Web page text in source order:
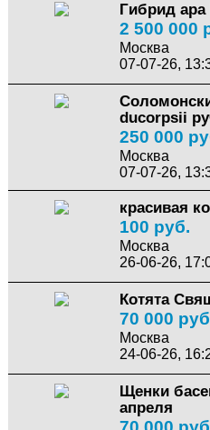
Гибрид
2 500 000
Москва
07-07-26,
ducorpsii
250 000
Москва
07-07-26,
красивая
100 руб.
Москва
26-06-26,
Котята
70 000
Москва
24-06-26,
Щенки
апреля